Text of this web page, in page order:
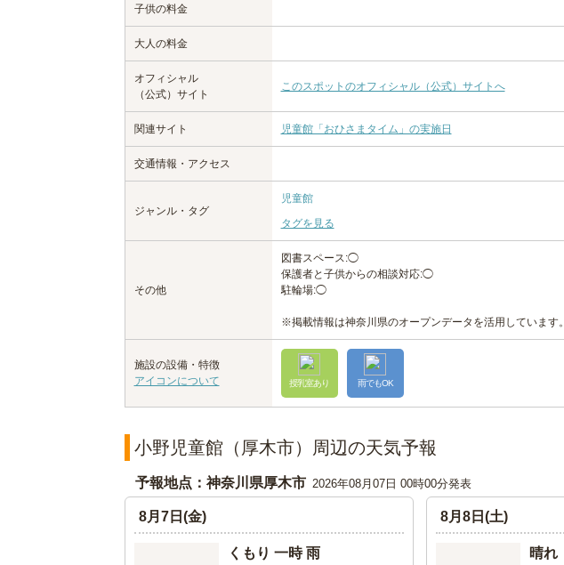
子供の料金
大人の料金
オフィシャル
（公式）サイト
このスポットのオフィシャル（公式）サイトへ
関連サイト 児童館「おひさまタイム」の実施日
交通情報・アクセス
ジャンル・タグ
児童館
タグを見る
その他
図書スペース:◯
保護者と子供からの相談対応:◯
駐輪場:◯
※掲載情報は神奈川県のオープンデータを活用しています。
施設の設備・特徴
アイコンについて
授乳室あり 雨でもOK
小野児童館（厚木市）周辺の天気予報
予報地点：神奈川県厚木市 2026年08月07日 00時00分発表
8月7日(金)
くもり 一時 雨
8月8日(土)
晴れ